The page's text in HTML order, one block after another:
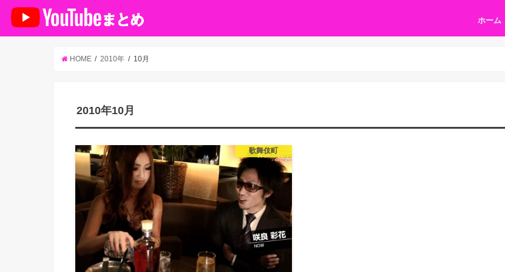
ホーム
HOME 2010年 10月
2010年10月
歌舞伎町